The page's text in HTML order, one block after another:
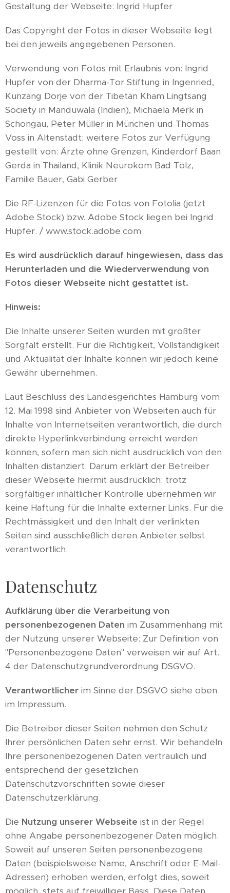
Gestaltung der Webseite: Ingrid Hupfer
Das Copyright der Fotos in dieser Webseite liegt
bei den jeweils angegebenen Personen.
Verwendung von Fotos mit Erlaubnis von: Ingrid
Hupfer von der Dharma-Tor Stiftung in Ingenried,
Kunzang Dorje von der Tibetan Kham Lingtsang
Society in Manduwala (Indien), Michaela Merk in
Schongau, Peter Müller in München und Thomas
Voss in Altenstadt; weitere Fotos zur Verfügung
gestellt von: Ärzte ohne Grenzen, Kinderdorf Baan
Gerda in Thailand, Klinik Neurokom Bad Tölz,
Familie Bauer, Gabi Gerber
Die RF-Lizenzen für die Fotos von Fotolia (jetzt
Adobe Stock) bzw. Adobe Stock liegen bei Ingrid
Hupfer. / www.stock.adobe.com
Es wird ausdrücklich darauf hingewiesen, dass das
Herunterladen und die Wiederverwendung von
Fotos dieser Webseite nicht gestattet ist.
Hinweis:
Die Inhalte unserer Seiten wurden mit größter
Sorgfalt erstellt. Für die Richtigkeit, Vollständigkeit
und Aktualität der Inhalte können wir jedoch keine
Gewähr übernehmen.
Laut Beschluss des Landesgerichtes Hamburg vom
12. Mai 1998 sind Anbieter von Webseiten auch für
Inhalte von Internetseiten verantwortlich, die durch
direkte Hyperlinkverbindung erreicht werden
können, sofern man sich nicht ausdrücklich von den
Inhalten distanziert. Darum erklärt der Betreiber
dieser Webseite hiermit ausdrücklich: trotz
sorgfältiger inhaltlicher Kontrolle übernehmen wir
keine Haftung für die Inhalte externer Links. Für die
Rechtmässigkeit und den Inhalt der verlinkten
Seiten sind ausschließlich deren Anbieter selbst
verantwortlich.
Datenschutz
Aufklärung über die Verarbeitung von
personenbezogenen Daten im Zusammenhang mit
der Nutzung unserer Webseite: Zur Definition von
"Personenbezogene Daten" verweisen wir auf Art.
4 der Datenschutzgrundverordnung DSGVO.
Verantwortlicher im Sinne der DSGVO siehe oben
im Impressum.
Die Betreiber dieser Seiten nehmen den Schutz
Ihrer persönlichen Daten sehr ernst. Wir behandeln
Ihre personenbezogenen Daten vertraulich und
entsprechend der gesetzlichen
Datenschutzvorschriften sowie dieser
Datenschutzerklärung.
Die Nutzung unserer Webseite ist in der Regel
ohne Angabe personenbezogener Daten möglich.
Soweit auf unseren Seiten personenbezogene
Daten (beispielsweise Name, Anschrift oder E-Mail-
Adressen) erhoben werden, erfolgt dies, soweit